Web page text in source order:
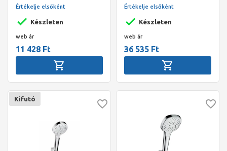
l/perc, króm
Készleten
Értékelje elsőként
web ár
11 428 Ft
es zuhanytömlővel,
Készleten
Értékelje elsőként
web ár
36 535 Ft
Kifutó